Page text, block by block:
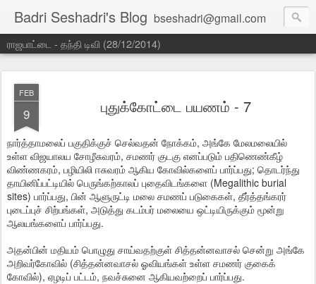
Badri Seshadri's Blog bseshadri@gmail.com
ராஜபாட்டை - தந்தி டிவி (28/12/2014)
FEB
9 புதுக்கோட்டை பயணம் - 7
நார்த்தாமலைப் பகுதிக்குச் செல்வதன் நோக்கம், அங்கே மேலமலையில்
உள்ள விஜயாலய சோழீசுவரம், சமணர் குடகு எனப்படும் பதிணெண்கீழ்
விண்ணகரம், பழியிலி ஈசுவரம் ஆகிய கோவில்களைப் பார்ப்பது; தொடர்ந்து
தாயினிப்பட்டியில் பெருங்கற்காலப் புதைவிடங்களை (Megalithic burial
sites) பார்ப்பது, பின் ஆளுருட்டி மலை சமணப் படுகைகள், தீர்த்தங்கரர்
புடைப்புச் சிற்பங்கள், அடுத்து கடம்பர் மலையை ஒட்டியிருக்கும் மூன்று
ஆலயங்களைப் பார்ப்பது.
அதன்பின் மதியம் பொழுது சாய்வதற்குள் சித்தன்னவாசல் சென்று அங்கே
அறிவர்கோவில் (சித்தன்னவாசல் ஓவியங்கள் உள்ள சமணர் குகைக்
கோவில்), ஏழடிப் பட்டம், நவச்சுனை ஆகியவற்றைப் பார்ப்பது.